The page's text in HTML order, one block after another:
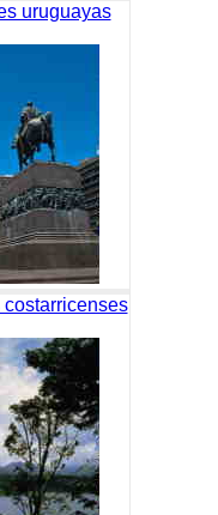
uruguayas